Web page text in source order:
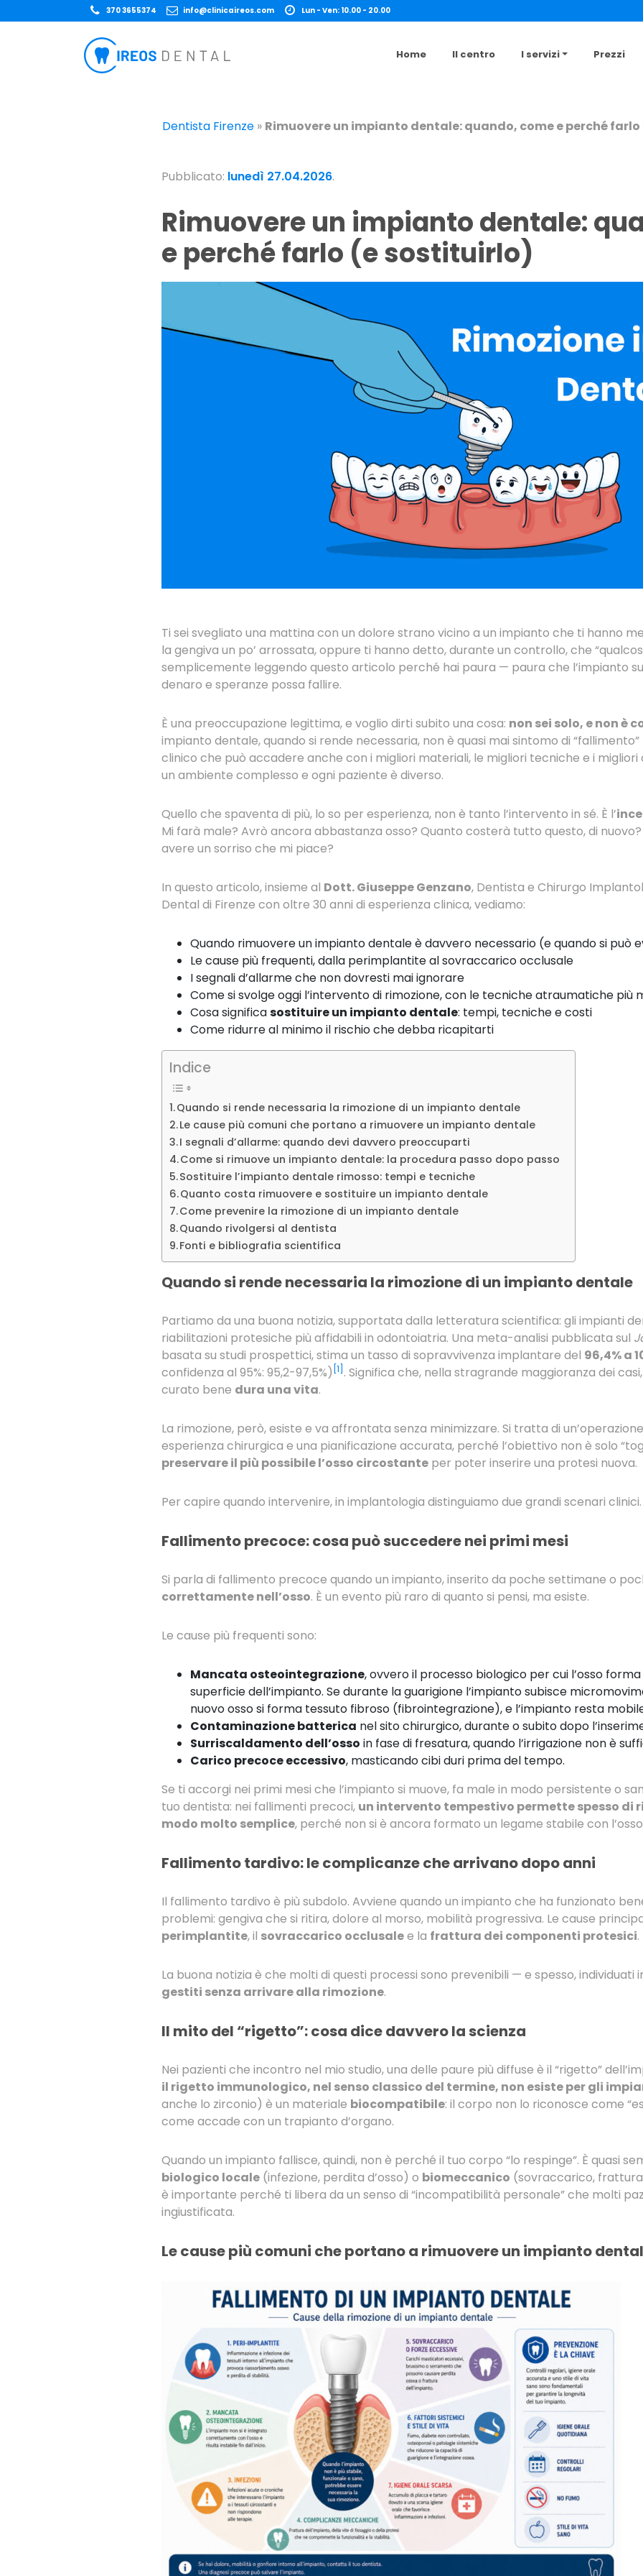
370 3655374 info@clinicaireos.com Lun - Ven: 10.00 - 20.00
Home Il centro I servizi Prezzi
Dentista Firenze» Rimuovere un impianto dentale: quando, come e perché
Pubblicato: lunedì 27.04.2026.
Rimuovere un impianto dentale: quando, come
e perché farlo (e sostituirlo)
Ti sei svegliato una mattina con un dolore strano vicino a un impianto che ti hanno
la gengiva un po’ arrossata, oppure ti hanno detto, durante un controllo, che
semplicemente leggendo questo articolo perché hai paura — paura che l’impianto
denaro e speranze possa fallire.
È una preoccupazione legittima, e voglio dirti subito una cosa: non sei solo, e non è
impianto dentale, quando si rende necessaria, non è quasi mai sintomo di
clinico che può accadere anche con i migliori materiali, le migliori tecniche e i
un ambiente complesso e ogni paziente è diverso.
Quello che spaventa di più, lo so per esperienza, non è tanto l’intervento in sé. È l’
Mi farà male? Avrò ancora abbastanza osso? Quanto costerà tutto questo, di
avere un sorriso che mi piace?
In questo articolo, insieme al Dott. Giuseppe Genzano, Dentista e Chirurgo
Dental di Firenze con oltre 30 anni di esperienza clinica, vediamo:
Quando rimuovere un impianto dentale è davvero necessario (e quando si può
Le cause più frequenti, dalla perimplantite al sovraccarico occlusale
I segnali d’allarme che non dovresti mai ignorare
Come si svolge oggi l’intervento di rimozione, con le tecniche atraumatiche più
Cosa significasostituire un impianto dentale: tempi, tecniche e costi
Come ridurre al minimo il rischio che debba ricapitarti
Indice
Quando si rende necessaria la rimozione di un impianto dentale
Le cause più comuni che portano a rimuovere un impianto dentale
I segnali d’allarme: quando devi davvero preoccuparti
Come si rimuove un impianto dentale: la procedura passo dopo passo
Sostituire l’impianto dentale rimosso: tempi e tecniche
Quanto costa rimuovere e sostituire un impianto dentale
Come prevenire la rimozione di un impianto dentale
Quando rivolgersi al dentista
Fonti e bibliografia scientifica
Quando si rende necessaria la rimozione di un impianto dentale
Partiamo da una buona notizia, supportata dalla letteratura scientifica: gli impianti
riabilitazioni protesiche più affidabili in odontoiatria. Una meta-analisi pubblicata sul
basata su studi prospettici, stima un tasso di sopravvivenza implantare del 96,4% a
confidenza al 95%: 95,2-97,5%) [1] . Significa che, nella stragrande maggioranza dei
curato bene dura una vita.
La rimozione, però, esiste e va affrontata senza minimizzare. Si tratta di
esperienza chirurgica e una pianificazione accurata, perché l’obiettivo non è solo
preservare il più possibile l’osso circostanteper poter inserire una protesi nuova.
Per capire quando intervenire, in implantologia distinguiamo due grandi scenari clinici.
Fallimento precoce: cosa può succedere nei primi mesi
Si parla di fallimento precoce quando un impianto, inserito da poche settimane o
correttamente nell’osso. È un evento più raro di quanto si pensi, ma esiste.
Le cause più frequenti sono:
Mancata osteointegrazione, ovvero il processo biologico per cui l’osso
superficie dell’impianto. Se durante la guarigione l’impianto subisce
nuovo osso si forma tessuto fibroso (fibrointegrazione), e l’impianto resta
Contaminazione batterica nel sito chirurgico, durante o subito dopo
Surriscaldamento dell’osso in fase di fresatura, quando l’irrigazione non è
Carico precoce eccessivo, masticando cibi duri prima del tempo.
Se ti accorgi nei primi mesi che l’impianto si muove, fa male in modo persistente o
tuo dentista: nei fallimenti precoci, un intervento tempestivo permette spesso di
modo molto semplice, perché non si è ancora formato un legame stabile con
Fallimento tardivo: le complicanze che arrivano dopo anni
Il fallimento tardivo è più subdolo. Avviene quando un impianto che ha funzionato
problemi: gengiva che si ritira, dolore al morso, mobilità progressiva. Le cause
perimplantite, il sovraccarico occlusalee la frattura dei componenti protesici.
La buona notizia è che molti di questi processi sono prevenibili — e spesso, individuati
gestiti senza arrivare alla rimozione.
Il mito del “rigetto”: cosa dice davvero la scienza
Nei pazienti che incontro nel mio studio, una delle paure più diffuse è il “rigetto”
il rigetto immunologico, nel senso classico del termine, non esiste per gli
anche lo zirconio) è un materiale biocompatibile: il corpo non lo riconosce come
come accade con un trapianto d’organo.
Quando un impianto fallisce, quindi, non è perché il tuo corpo “lo respinge”. È quasi
biologico locale(infezione, perdita d’osso) o biomeccanico (sovraccarico,
è importante perché ti libera da un senso di “incompatibilità personale” che molti
ingiustificata.
Le cause più comuni che portano a rimuovere un impianto